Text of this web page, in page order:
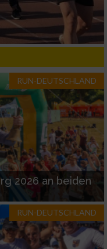
RUN-DEUTSCHLAND
2026 an beiden
RUN-DEUTSCHLAND